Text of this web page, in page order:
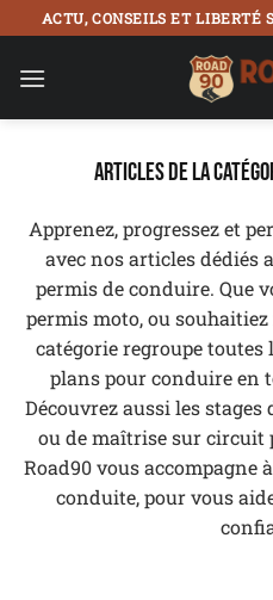
Passer
au
contenu
ACTU, CONSEILS ET LIBERTÉ
Apprenez, progressez et
avec nos articles dédiés
permis de conduire. Que
permis moto, ou
catégorie regroupe
plans pour conduire en
Découvrez aussi les stages
ou de maîtrise sur circuit
Road90 vous accompagne
conduite, pour vous